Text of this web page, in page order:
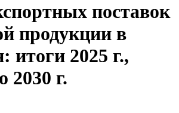
поставок
продукции в
итоги 2025 г.,
2030 г.